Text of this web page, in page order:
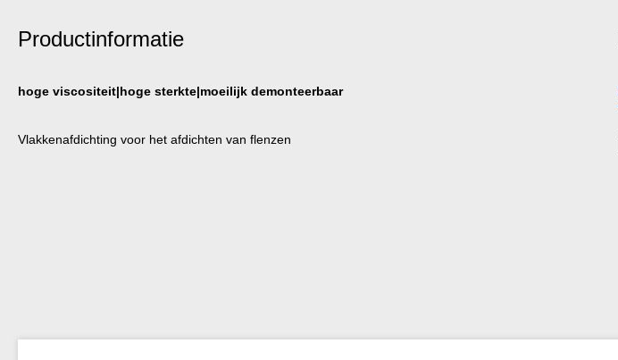
Productinformatie
hoge viscositeit|hoge sterkte|moeilijk demonteerbaar
Vlakkenafdichting voor het afdichten van flenzen